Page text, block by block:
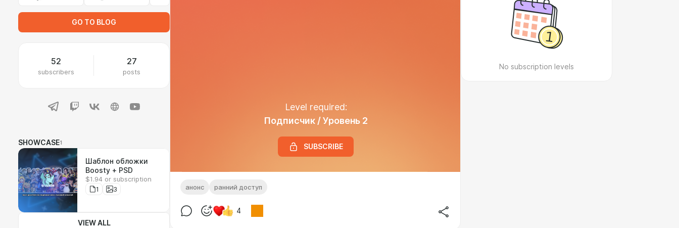
GO TO BLOG
52
subscribers
27
posts
SHOWCASE1
Шаблон обложки
Boosty + PSD
$1.94 or subscription
1
3
VIEW ALL
Level required:
Подписчик / Уровень 2
SUBSCRIBE
анонс ранний доступ
4
No subscription levels